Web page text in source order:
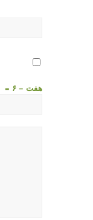
هفت − ۶ =